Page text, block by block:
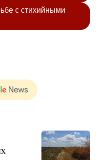
с стихийными